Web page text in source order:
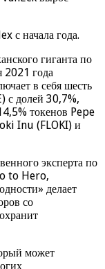
с начала года.
гиганта по
2021 года
в себя шесть
с долей 30,7%,
токенов Pepe
Inu (FLOKI) и
эксперта по
to Hero,
делает
со
может